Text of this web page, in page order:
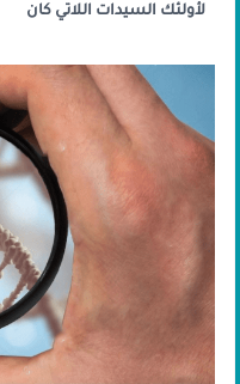
لأولئك السيدات اللاتي كان